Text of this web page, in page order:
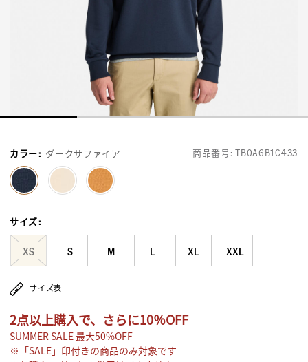
商品番号:TB0A6B1C433
カラー: ダークサファイア
サイズ:
XS S M L XL XXL
サイズ表
2点以上購入で、さらに10％OFF
SUMMER SALE 最大50%OFF
※「SALE」印付きの商品のみ対象です